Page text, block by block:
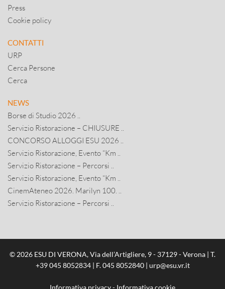
Press
Cookie policy
CONTATTI
URP
Cerca Persone
Cerca
NEWS
Borse di Studio 2026 ..
Servizio Ristorazione – CHIUSURE ..
CONCORSO ALLOGGI ESU 2026 ..
Servizio Ristorazione, Evento “Km ..
Servizio Ristorazione – Percorsi ..
Servizio Ristorazione, Evento “Km ..
CinemAteneo 2026. Marilyn 100. ..
Servizio Ristorazione – Percorsi ..
© 2026 ESU DI VERONA, Via dell’Artigliere, 9 - 37129 - Verona | T.
+39 045 8052834| F. 045 8052840 | urp@esu.vr.it
Informativa privacy- Informativa cookie